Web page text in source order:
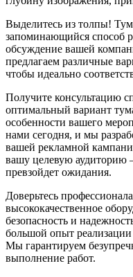
Выделитесь из толпы!
запоминающийся способ
обсуждение вашей
предлагаем различные
чтобы идеально
Получите консультацию
оптимальный вариант
особенности вашего
нами сегодня, и мы
вашей рекламной
вашу целевую аудиторию
превзойдет ожидания.
Доверьтесь
высококачественное
безопасность и
большой опыт
Мы гарантируем
выполнение работ.